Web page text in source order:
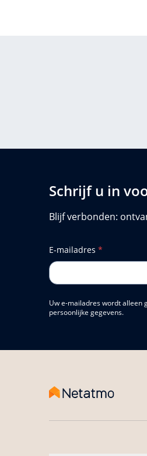
Schrijf u in
Blijf verbonden:
E-mailadres *
Uw e-mailadres wordt alleen
persoonlijke gegevens.